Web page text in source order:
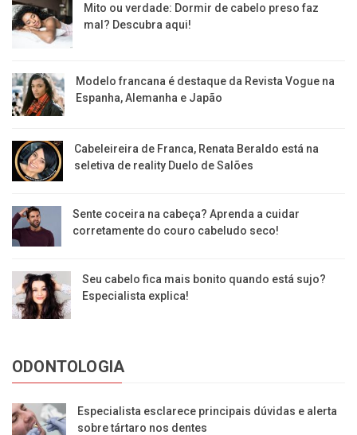
Mito ou verdade: Dormir de cabelo preso faz
mal? Descubra aqui!
Modelo francana é destaque da Revista Vogue na
Espanha, Alemanha e Japão
Cabeleireira de Franca, Renata Beraldo está na
seletiva de reality Duelo de Salões
Sente coceira na cabeça? Aprenda a cuidar
corretamente do couro cabeludo seco!
Seu cabelo fica mais bonito quando está sujo?
Especialista explica!
ODONTOLOGIA
Especialista esclarece principais dúvidas e alerta
sobre tártaro nos dentes